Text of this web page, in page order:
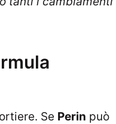
Se Perin può